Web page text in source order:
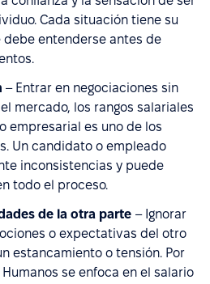
Cada situación tiene su
entenderse antes de
– Entrar en negociaciones sin
mercado, los rangos salariales
empresarial es uno de los
Un candidato o empleado
inconsistencias y puede
todo el proceso.
de la otra parte – Ignorar
o expectativas del otro
estancamiento o tensión. Por
se enfoca en el salario